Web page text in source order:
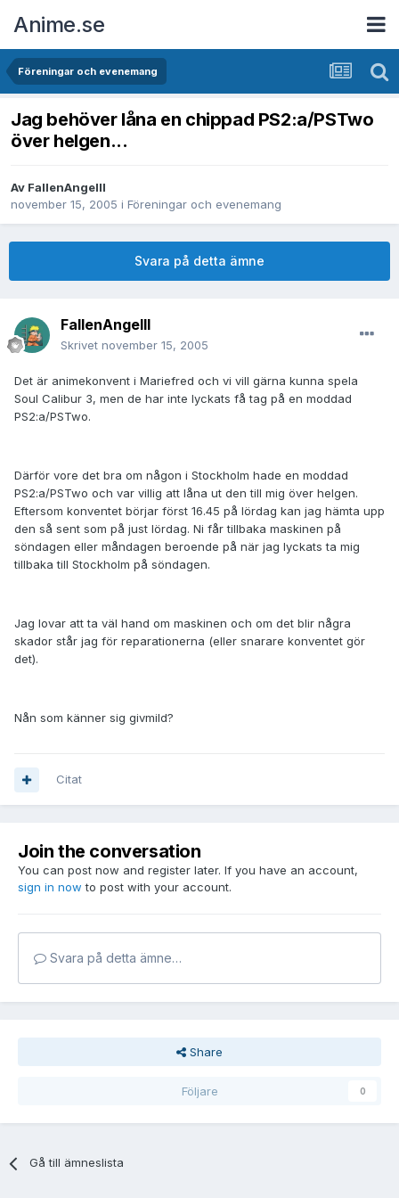
Anime.se
Föreningar och evenemang
Jag behöver låna en chippad PS2:a/PSTwo
över helgen...
Av FallenAngelII
november 15, 2005 i Föreningar och evenemang
Svara på detta ämne
FallenAngelII
Skrivet november 15, 2005
Det är animekonvent i Mariefred och vi vill gärna kunna spela
Soul Calibur 3, men de har inte lyckats få tag på en moddad
PS2:a/PSTwo.
Därför vore det bra om någon i Stockholm hade en moddad
PS2:a/PSTwo och var villig att låna ut den till mig över helgen.
Eftersom konventet börjar först 16.45 på lördag kan jag hämta upp
den så sent som på just lördag. Ni får tillbaka maskinen på
söndagen eller måndagen beroende på när jag lyckats ta mig
tillbaka till Stockholm på söndagen.
Jag lovar att ta väl hand om maskinen och om det blir några
skador står jag för reparationerna (eller snarare konventet gör
det).
Nån som känner sig givmild?
Citat
Join the conversation
You can post now and register later. If you have an account,
sign in now to post with your account.
Svara på detta ämne…
Share
Följare 0
Gå till ämneslista